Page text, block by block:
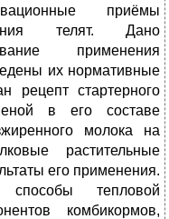
приёмы
телят. Дано
применения
их нормативные
рецепт стартерного
в его составе
молока на
растительные
его применения.
способы тепловой
комбикормов,